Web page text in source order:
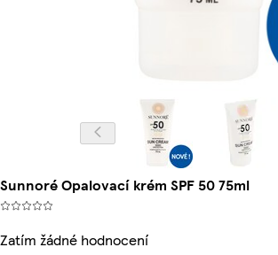
Sunnoré Opalovací krém SPF 50 75ml
Zatím žádné hodnocení